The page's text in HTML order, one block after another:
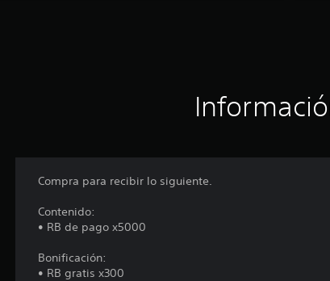
Compra para recibir lo siguiente.
Contenido:
• RB de pago x5000
Bonificación:
• RB gratis x300